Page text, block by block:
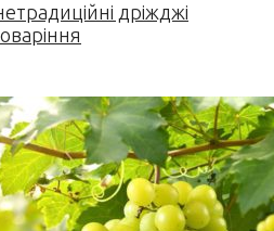
дріжджі